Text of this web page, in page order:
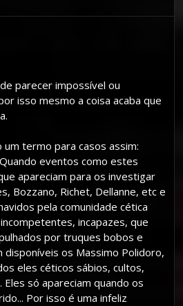
parecer impossível ou
isso mesmo a coisa acaba que
um termo para casos assim:
eventos como estes
apareciam para os investigar
Bozzano, Richet, Dellanne, etc e
pela comunidade cética
incapazes, que
por truques bobos e
disponíveis os Massimo Polidoro,
eles céticos sábios, cultos,
só apareciam quando os
Por isso é uma infeliz